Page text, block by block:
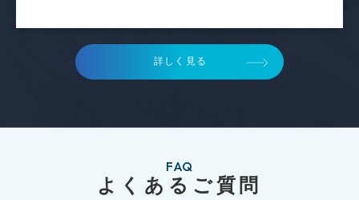
詳しく見る
FAQ
よくあるご質問